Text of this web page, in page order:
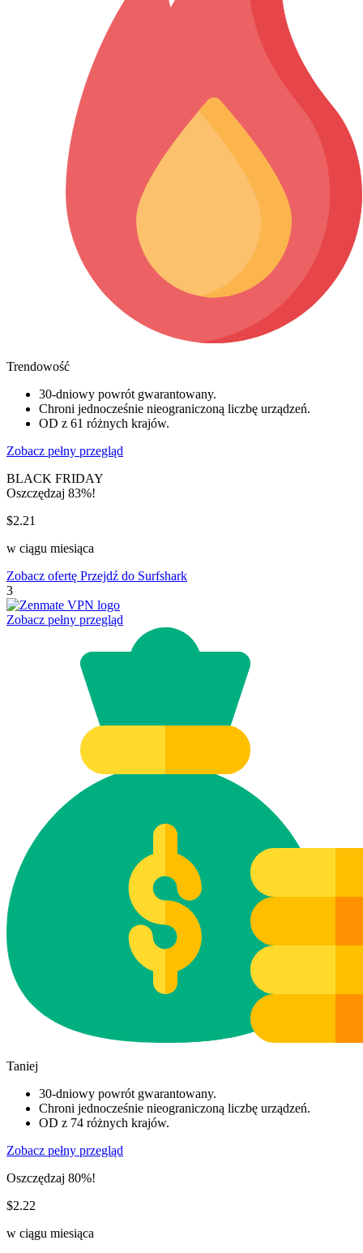
Trendowość
30-dniowy powrót gwarantowany.
Chroni jednocześnie nieograniczoną liczbę urządzeń.
OD z 61 różnych krajów.
Zobacz pełny przegląd
BLACK FRIDAY
Oszczędzaj 83%!
$2.21
w ciągu miesiąca
Zobacz ofertę Przejdź do Surfshark
3
Zobacz pełny przegląd
Taniej
30-dniowy powrót gwarantowany.
Chroni jednocześnie nieograniczoną liczbę urządzeń.
OD z 74 różnych krajów.
Zobacz pełny przegląd
Oszczędzaj 80%!
$2.22
w ciągu miesiąca